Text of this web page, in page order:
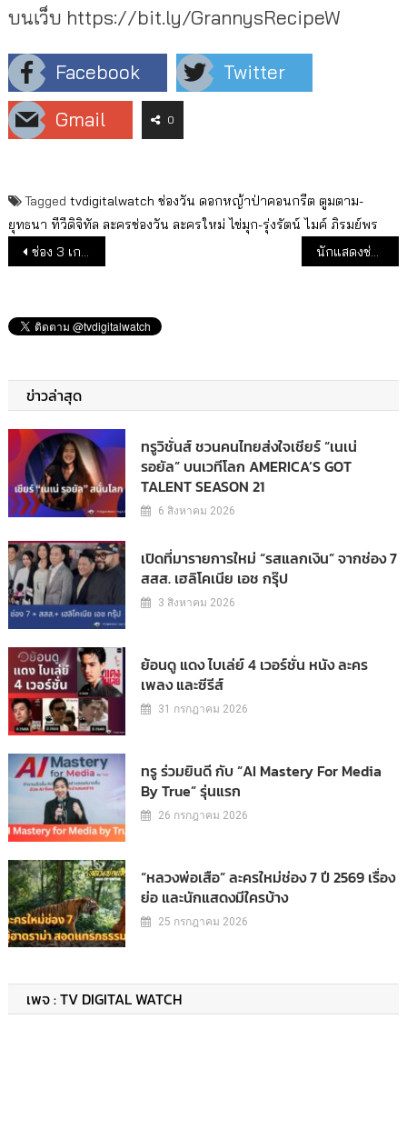
บนเว็บ https://bit.ly/GrannysRecipeW
Facebook
Twitter
Gmail
0
Tagged tvdigitalwatch ช่องวัน ดอกหญ้าป่าคอนกรีต ตูมตาม-
ยุทธนา ทีวีดิจิทัล ละครช่องวัน ละครใหม่ ไข่มุก-รุ่งรัตน์ ไมค์ ภิรมย์พร
แนะแนวเรื่อง
ช่อง 3 เกาะติดเลือกตั้ง 66 “เปลี่ยนใหม่ หรือ ไปต่อ” นักแสดงช่อง 8 รวมพลัง เชิญชวนคนไทยใช้สิทธิเลือกตั้ง
ข่าวล่าสุด
ทรูวิชั่นส์ ชวนคนไทยส่งใจเชียร์ “เนเน่
รอยัล” บนเวทีโลก AMERICA’S GOT
TALENT SEASON 21
6 สิงหาคม 2026
เปิดที่มารายการใหม่ “รสแลกเงิน” จากช่อง 7
สสส. เฮลิโคเนีย เอช กรุ๊ป
3 สิงหาคม 2026
ย้อนดู แดง ไบเล่ย์ 4 เวอร์ชั่น หนัง ละคร
เพลง และซีรีส์
31 กรกฎาคม 2026
ทรู ร่วมยินดี กับ “AI Mastery For Media
By True” รุ่นแรก
26 กรกฎาคม 2026
“หลวงพ่อเสือ” ละครใหม่ช่อง 7 ปี 2569 เรื่อง
ย่อ และนักแสดงมีใครบ้าง
25 กรกฎาคม 2026
เพจ : TV DIGITAL WATCH